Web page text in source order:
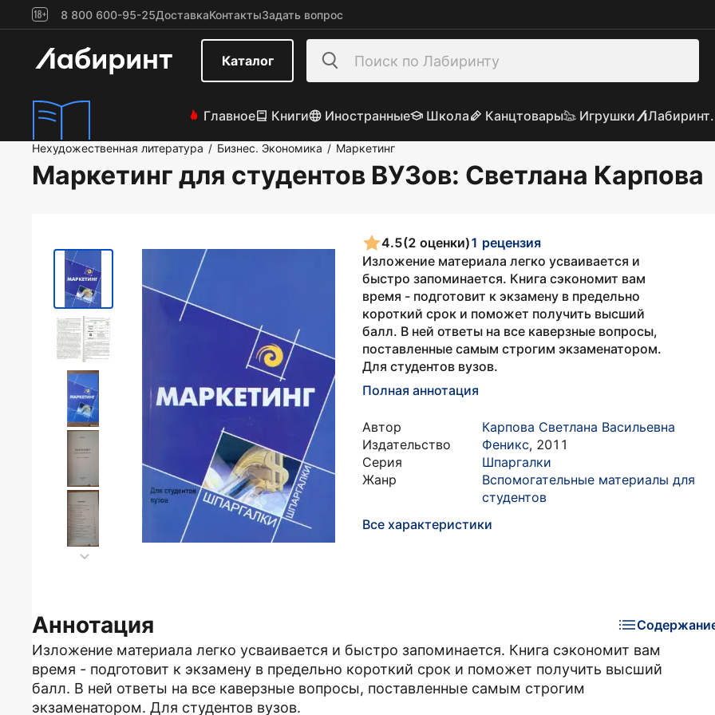
8 800 600-95-25ДоставкаКонтактыЗадать вопрос
Каталог
Главное Книги Иностранные Школа Канцтовары Игрушки
Нехудожественная литература / Бизнес. Экономика / Маркетинг
Маркетинг для студентов ВУЗов: Светлана Карпова
4.5(2 оценки)1 рецензия
Изложение материала легко усваивается и
быстро запоминается. Книга сэкономит вам
время - подготовит к экзамену в предельно
короткий срок и поможет получить высший
балл. В ней ответы на все каверзные вопросы,
поставленные самым строгим экзаменатором.
Для студентов вузов.
Полная аннотация
Автор
Карпова Светлана Васильевна
Издательство
Феникс, 2011
Серия
Шпаргалки
Жанр
Вспомогательные материалы для
студентов
Все характеристики
Аннотация
Изложение материала легко усваивается и быстро запоминается. Книга сэкономит вам
время - подготовит к экзамену в предельно короткий срок и поможет получить высший
балл. В ней ответы на все каверзные вопросы, поставленные самым строгим
экзаменатором. Для студентов вузов.